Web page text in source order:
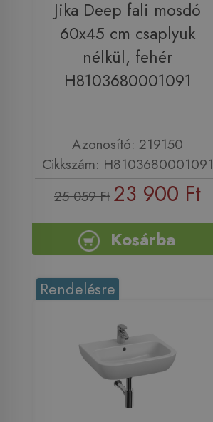
Jika Deep fali mosdó
60x45 cm csaplyuk
nélkül, fehér
H8103680001091
Azonosító: 219150
Cikkszám: H8103680001091
25 059 Ft 23 900 Ft
Kosárba
Rendelésre